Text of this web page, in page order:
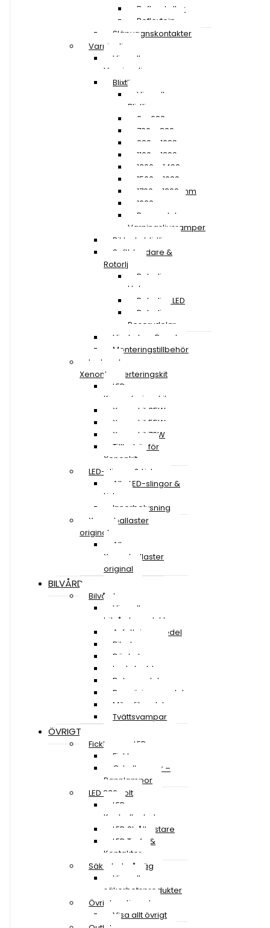
Reflexskyltar
Reflextejp
Släpvagnskontakter
Varningljus
Visa alla
Varningsljus
Blixtljusramper
Visa alla
Blixtljusramper
0 – 699 mm
700 – 899 mm
900 – 1099 mm
1100 – 1299 mm
1300 – 1499 mm
1500 – 1699 mm
1700 – 1899 mm
1900 mm »
Reservdelar
Varningsljusramper
Riktade blixtljus
Saftblandare &
Rotorljus
Rotorljus
Halogen
Rotorljus LED
Rotorljus
Reservdelar
Vindruta – Panel
Monteringstillbehör
Led- och
Xenonkonverteringskit
LED
Konverteringskit
Xenonkit 35W
Xenonkit 55W
Xenonkit 70W
Tillbehör för
Xenonkit
LED-slingor & Lister
Alla LED-slingor &
Lister
Innerbelysning
Xenonballaster
original
Alla
Xenonballaster
original
BILVÅRD
Bilvård
Visa alla
bilvårdsprodukter
Avfettningsmedel
Bilschampo
Däckglans
Lackskydd
Polermedel
Rengöringsmedel
Mikrofiberdukar
Tvättsvampar
ÖVRIGT
Ficklampor LED
Ficklampor
Cykellampor –
Pannlampor
LED 230 volt
LED
Kontrollenheter
LED Strålkastare
LED Trafo &
Kontakter
Säkerhet på väg
Visa alla
säkerhetsprodukter
Övrigt sortiment
Visa allt övrigt